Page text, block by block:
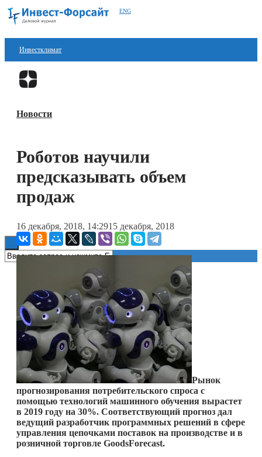
ENG
Инвестклимат
Финансы
Блокчейн
Новости
Роботов научили
предсказывать объем
продаж
16 декабря, 2018, 14:2915 декабря, 2018
Рынок
прогнозирования потребительского спроса с
помощью технологий машинного обучения вырастет
в 2019 году на 30%. Соответствующий прогноз дал
ведущий разработчик программных решений в сфере
управления цепочками поставок на производстве и в
розничной торговле GoodsForecast.